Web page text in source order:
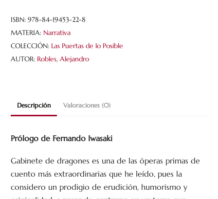
ISBN:978-84-19453-22-8
MATERIA: Narrativa
COLECCIÓN: Las Puertas de lo Posible
AUTOR: Robles, Alejandro
Descripción Valoraciones (0)
Prólogo de Fernando Iwasaki
Gabinete de dragones es una de las óperas primas de
cuento más extraordinarias que he leído, pues la
considero un prodigio de erudición, humorismo y